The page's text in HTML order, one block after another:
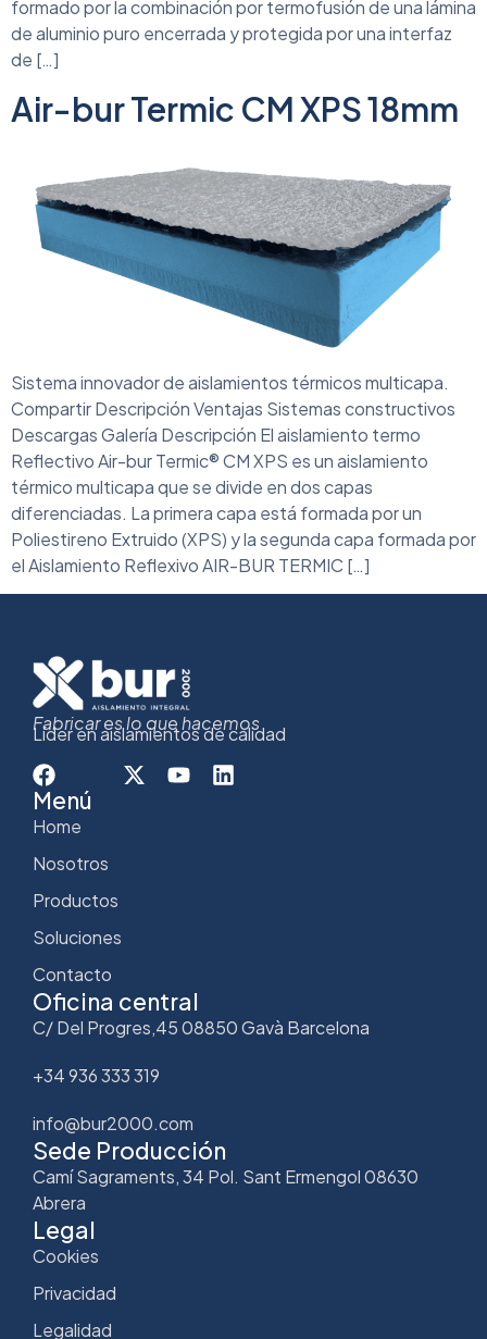
formado por la combinación por termofusión de una lámina
de aluminio puro encerrada y protegida por una interfaz
de […]
Air-bur Termic CM XPS 18mm
Sistema innovador de aislamientos térmicos multicapa.
Compartir Descripción Ventajas Sistemas constructivos
Descargas Galería Descripción El aislamiento termo
Reflectivo Air-bur Termic® CM XPS es un aislamiento
térmico multicapa que se divide en dos capas
diferenciadas. La primera capa está formada por un
Poliestireno Extruido (XPS) y la segunda capa formada por
el Aislamiento Reflexivo AIR-BUR TERMIC […]
Fabricar es lo que hacemos
Líder en aislamientos de calidad
Menú
Home
Nosotros
Productos
Soluciones
Contacto
Oficina central
C/ Del Progres,45 08850 Gavà Barcelona
+34 936 333 319
info@bur2000.com
Sede Producción
Camí Sagraments, 34 Pol. Sant Ermengol 08630
Abrera
Legal
Cookies
Privacidad
Legalidad